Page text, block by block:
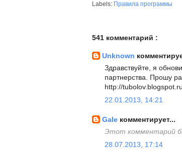
Labels: Правила программы
541 комментарий :
Unknown
Здравствуйте, я
партнерства. Прошу
http://
22.01.2013, 14:21
Gale комментирует...
Этот комментарий
28.07.2013, 17:14